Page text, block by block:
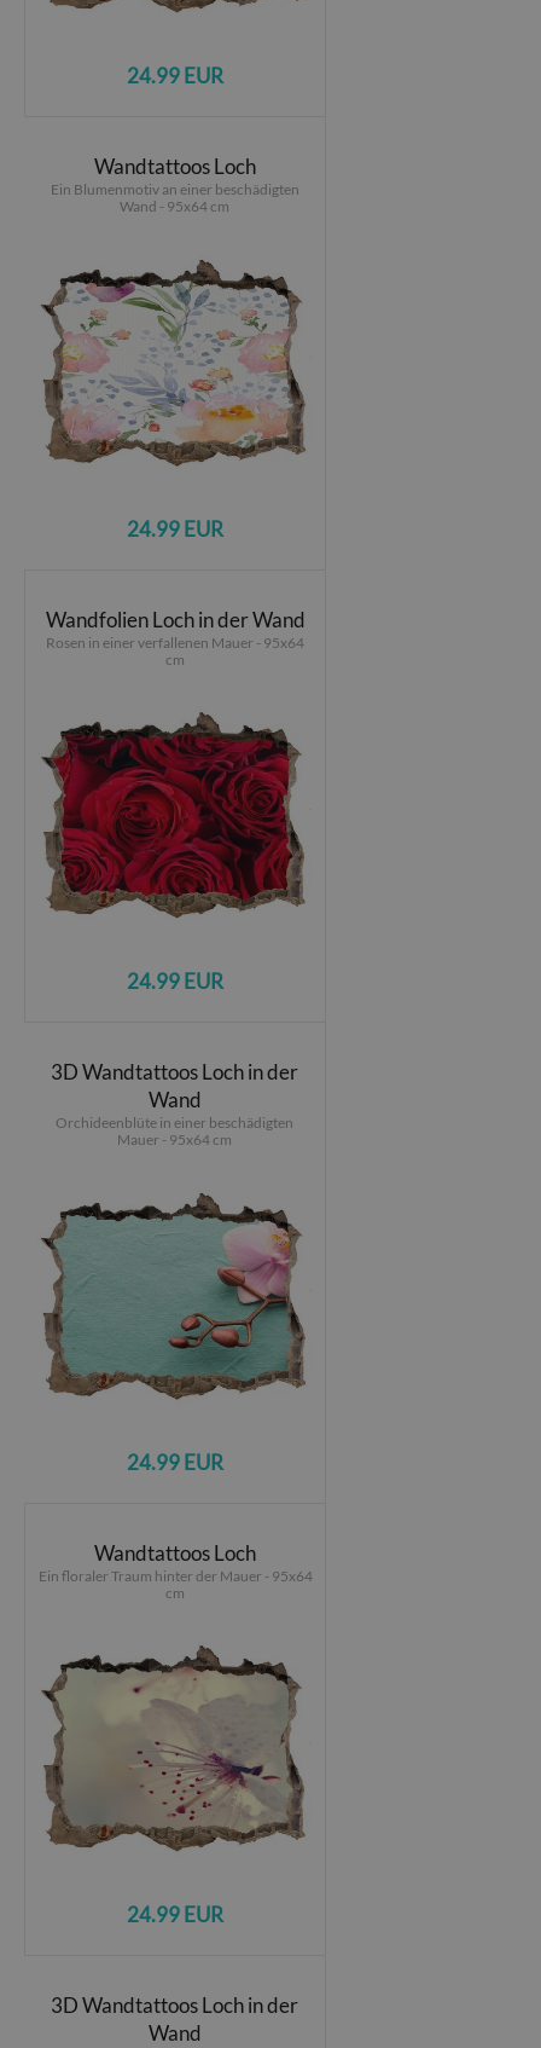
24.99 EUR
Wandtattoos Loch
Ein Blumenmotiv an einer beschädigten
Wand - 95x64 cm
24.99 EUR
Wandfolien Loch in der Wand
Rosen in einer verfallenen Mauer - 95x64
cm
24.99 EUR
3D Wandtattoos Loch in der
Wand
Orchideenblüte in einer beschädigten
Mauer - 95x64 cm
24.99 EUR
Wandtattoos Loch
Ein floraler Traum hinter der Mauer - 95x64
cm
24.99 EUR
3D Wandtattoos Loch in der
Wand